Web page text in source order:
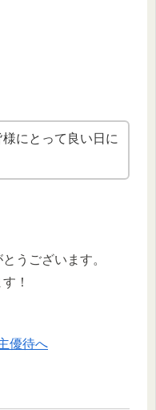
にとって良い日に
うございます。
！